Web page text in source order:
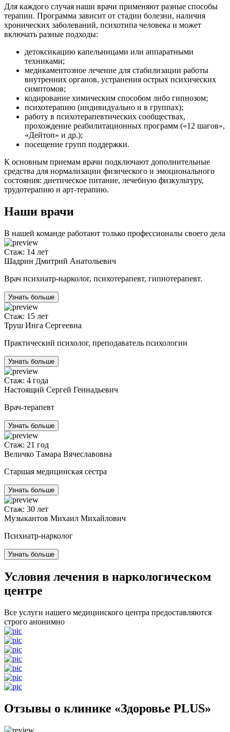
Для каждого случая наши врачи применяют разные способы
терапии. Программа зависит от стадии болезни, наличия
хронических заболеваний, психотипа человека и может
включать разные подходы:
детоксикацию капельницами или аппаратными
техниками;
медикаментозное лечение для стабилизации работы
внутренних органов, устранения острых психических
симптомов;
кодирование химическим способом либо гипнозом;
психотерапию (индивидуально и в группах);
работу в психотерапевтических сообществах,
прохождение реабилитационных программ («12 шагов»,
«Дейтоп» и др.);
посещение групп поддержки.
К основным приемам врачи подключают дополнительные
средства для нормализации физического и эмоционального
состояния: диетическое питание, лечебную физкультуру,
трудотерапию и арт-терапию.
Наши врачи
В нашей команде работают только профессионалы своего дела
Стаж: 14 лет
Шадрин Дмитрий Анатольевич
Врач психиатр-нарколог, психотерапевт, гипнотерапевт.
Узнать больше
Стаж: 15 лет
Труш Инга Сергеевна
Практический психолог, преподаватель психологии
Узнать больше
Стаж: 4 года
Настоящий Сергей Геннадьевич
Врач-терапевт
Узнать больше
Стаж: 21 год
Величко Тамара Вячеславовна
Старшая медицинская сестра
Узнать больше
Стаж: 30 лет
Музыкантов Михаил Михайлович
Психиатр-нарколог
Узнать больше
Условия лечения в наркологическом
центре
Все услуги нашего медицинского центра предоставляются
строго анонимно
Отзывы о клинике «Здоровье PLUS»